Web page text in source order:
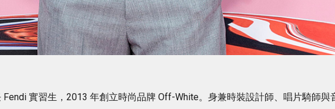
Fendi 實習生，2013 年創立時尚品牌 Off-White。身兼時裝設計師、唱片騎師與